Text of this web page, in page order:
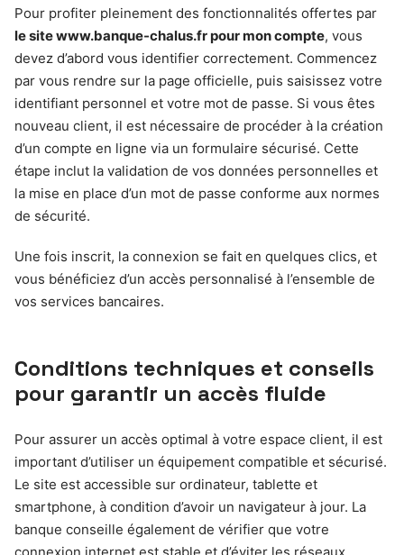
Pour profiter pleinement des fonctionnalités offertes par
le site www.banque-chalus.fr pour mon compte, vous
devez d’abord vous identifier correctement. Commencez
par vous rendre sur la page officielle, puis saisissez votre
identifiant personnel et votre mot de passe. Si vous êtes
nouveau client, il est nécessaire de procéder à la création
d’un compte en ligne via un formulaire sécurisé. Cette
étape inclut la validation de vos données personnelles et
la mise en place d’un mot de passe conforme aux normes
de sécurité.
Une fois inscrit, la connexion se fait en quelques clics, et
vous bénéficiez d’un accès personnalisé à l’ensemble de
vos services bancaires.
Conditions techniques et conseils
pour garantir un accès fluide
Pour assurer un accès optimal à votre espace client, il est
important d’utiliser un équipement compatible et sécurisé.
Le site est accessible sur ordinateur, tablette et
smartphone, à condition d’avoir un navigateur à jour. La
banque conseille également de vérifier que votre